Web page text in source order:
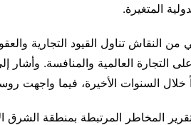
المتغيرة.
النقاش تناول القيود التجارية
التجارة العالمية والمنافسة. وأشار
الأخيرة، فيما واجهت روسيا نحو 32 ألف عقوبة خلال السنوات
المخاطر المرتبطة بمنطقة